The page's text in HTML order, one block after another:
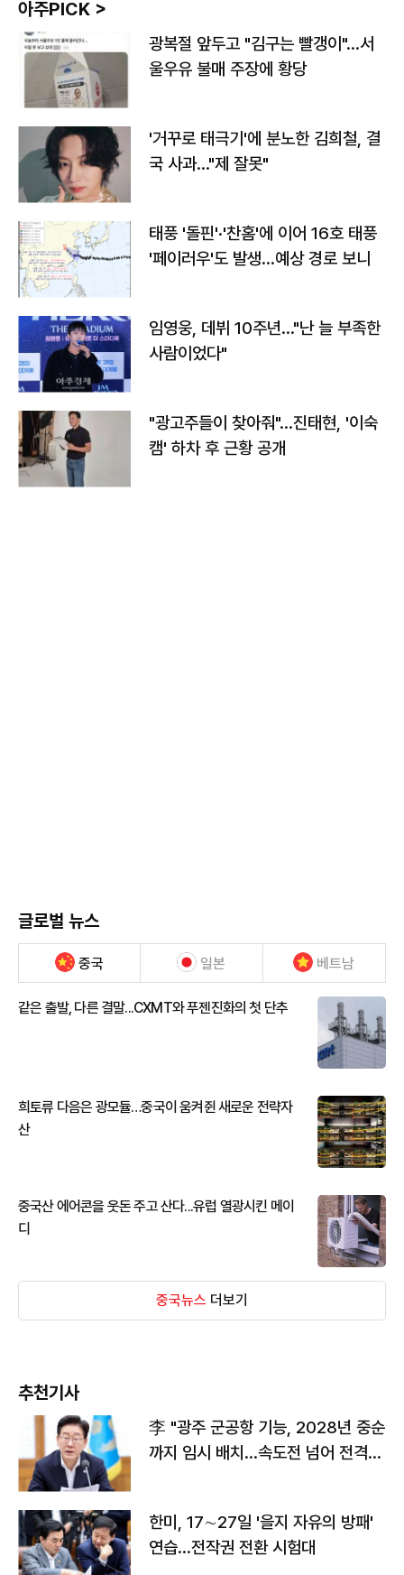
아주PICK >
광복절 앞두고 "김구는 빨갱이"…서
울우유 불매 주장에 황당
'거꾸로 태극기'에 분노한 김희철, 결
국 사과…"제 잘못"
태풍 '돌핀'·'찬홈'에 이어 16호 태풍
'페이러우'도 발생…예상 경로 보니
임영웅, 데뷔 10주년…"난 늘 부족한
사람이었다"
"광고주들이 찾아줘"…진태현, '이숙
캠' 하차 후 근황 공개
글로벌 뉴스
중국 일본 베트남
같은 출발, 다른 결말...CXMT와 푸젠진화의 첫 단추
희토류 다음은 광모듈…중국이 움켜쥔 새로운 전략자
산
중국산 에어콘을 웃돈 주고 산다...유럽 열광시킨 메이
디
중국뉴스 더보기
추천기사
李 "광주 군공항 기능, 2028년 중순
까지 임시 배치…속도전 넘어 전격
한미, 17∼27일 '을지 자유의 방패'
연습…전작권 전환 시험대